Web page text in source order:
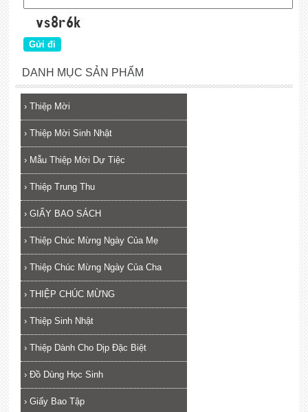
DANH MỤC SẢN PHẨM
› Thiệp Mời
› Thiệp Mời Sinh Nhật
› Mẫu Thiệp Mời Dự Tiệc
› Thiệp Trung Thu
› GIẤY BAO SÁCH
› Thiệp Chúc Mừng Ngày Của Mẹ
› Thiệp Chúc Mừng Ngày Của Cha
› THIỆP CHÚC MỪNG
› Thiệp Sinh Nhật
› Thiệp Dành Cho Dịp Đặc Biệt
› Đồ Dùng Học Sinh
› Giấy Bao Tập